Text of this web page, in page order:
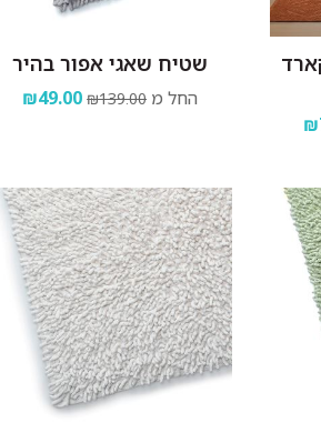
שטיח שאגי אפור בהיר
החל מ ₪139.00
₪49.00